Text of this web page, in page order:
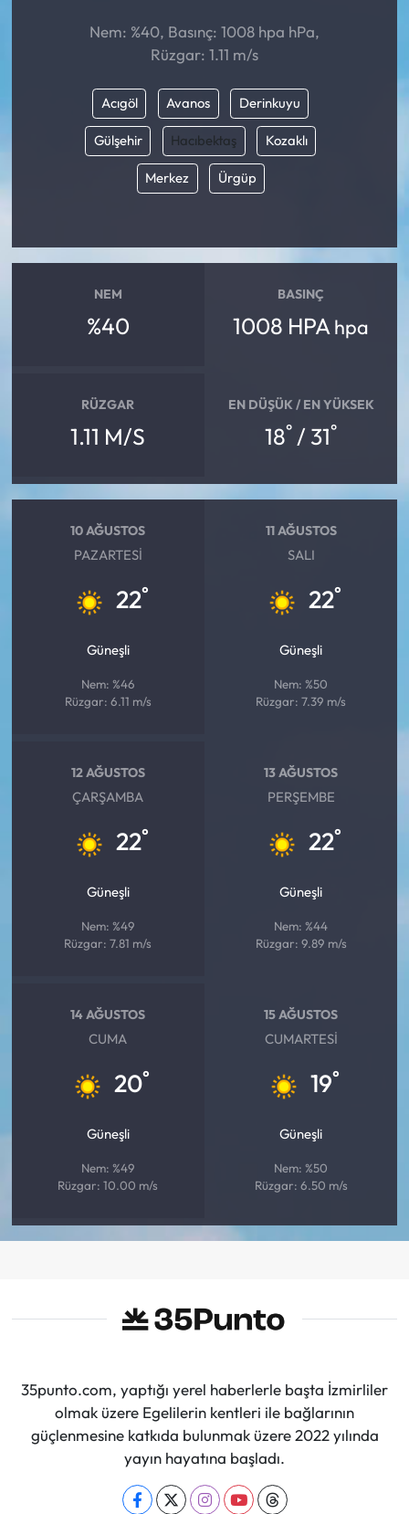
Nem: %40, Basınç: 1008 hpa hPa,
Rüzgar: 1.11 m/s
Acıgöl Avanos Derinkuyu
Gülşehir Hacıbektaş Kozaklı
Merkez Ürgüp
NEM
%40
BASINÇ
1008 HPA hpa
RÜZGAR
1.11 M/S
EN DÜŞÜK / EN YÜKSEK
18° / 31°
10 AĞUSTOS
PAZARTESI
22°
Güneşli
Nem: %46
Rüzgar: 6.11 m/s
11 AĞUSTOS
SALI
22°
Güneşli
Nem: %50
Rüzgar: 7.39 m/s
12 AĞUSTOS
ÇARŞAMBA
22°
Güneşli
Nem: %49
Rüzgar: 7.81 m/s
13 AĞUSTOS
PERŞEMBE
22°
Güneşli
Nem: %44
Rüzgar: 9.89 m/s
14 AĞUSTOS
CUMA
20°
Güneşli
Nem: %49
Rüzgar: 10.00 m/s
15 AĞUSTOS
CUMARTESI
19°
Güneşli
Nem: %50
Rüzgar: 6.50 m/s
35punto.com, yaptığı yerel haberlerle başta İzmirliler
olmak üzere Egelilerin kentleri ile bağlarının
güçlenmesine katkıda bulunmak üzere 2022 yılında
yayın hayatına başladı.